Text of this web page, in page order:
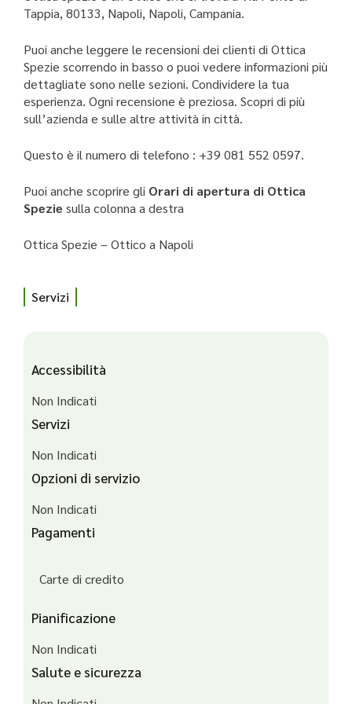
Tappia, 80133, Napoli, Napoli, Campania.
Puoi anche leggere le recensioni dei clienti di Ottica
Spezie scorrendo in basso o puoi vedere informazioni più
dettagliate sono nelle sezioni. Condividere la tua
esperienza. Ogni recensione è preziosa. Scopri di più
sull’azienda e sulle altre attività in città.
Questo è il numero di telefono : +39 081 552 0597.
Puoi anche scoprire gli Orari di apertura di Ottica
Spezie sulla colonna a destra
Ottica Spezie – Ottico a Napoli
Servizi
Accessibilità
Non Indicati
Servizi
Non Indicati
Opzioni di servizio
Non Indicati
Pagamenti
Carte di credito
Pianificazione
Non Indicati
Salute e sicurezza